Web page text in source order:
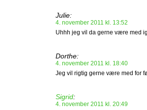
Julie:
4. november 2011 kl. 13:52
Uhhh jeg vil da gerne være med
Dorthe:
4. november 2011 kl. 18:40
Jeg vil rigtig gerne være med for
Sigrid:
4. november 2011 kl. 20:49